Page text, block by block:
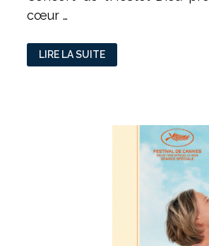
cœur …
CHAPELLE
DE
LA
LIRE LA SUITE